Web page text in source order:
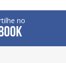
no